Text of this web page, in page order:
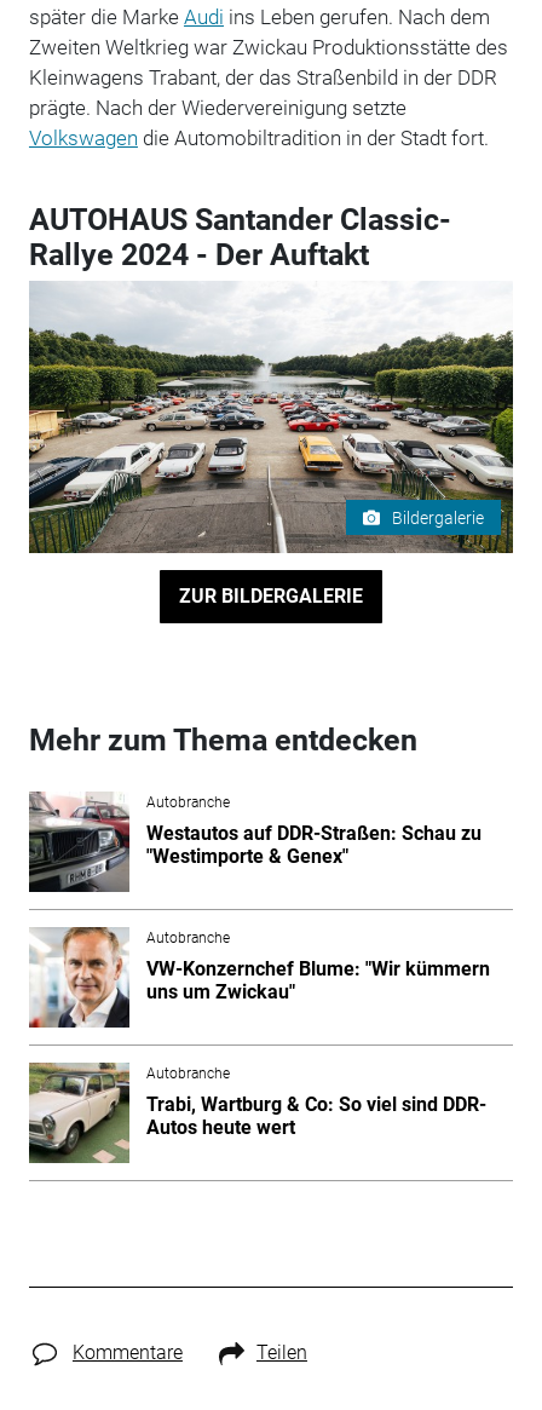
später die Marke Audi ins Leben gerufen. Nach dem
Zweiten Weltkrieg war Zwickau Produktionsstätte des
Kleinwagens Trabant, der das Straßenbild in der DDR
prägte. Nach der Wiedervereinigung setzte
Volkswagen die Automobiltradition in der Stadt fort.
AUTOHAUS Santander Classic-
Rallye 2024 - Der Auftakt
Bildergalerie
ZUR BILDERGALERIE
Mehr zum Thema entdecken
Autobranche
Westautos auf DDR-Straßen: Schau zu
"Westimporte & Genex"
Autobranche
VW-Konzernchef Blume: "Wir kümmern
uns um Zwickau"
Autobranche
Trabi, Wartburg & Co: So viel sind DDR-
Autos heute wert
Kommentare Teilen